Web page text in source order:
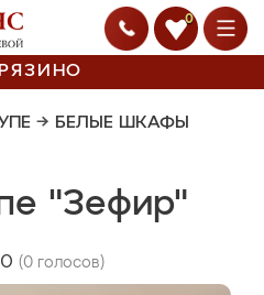
0
→ БЕЛЫЕ ШКАФЫ
"Зефир"
(0 голосов)